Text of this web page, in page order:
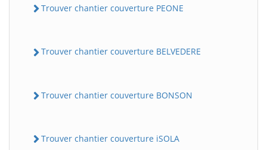
Trouver chantier couverture PEONE
Trouver chantier couverture BELVEDERE
Trouver chantier couverture BONSON
Trouver chantier couverture iSOLA